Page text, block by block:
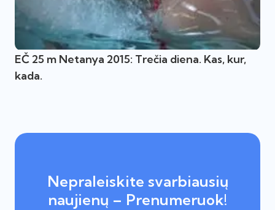
EČ 25 m Netanya 2015: Trečia diena. Kas, kur,
kada.
Nepraleiskite svarbiausių
naujienų – Prenumeruok!